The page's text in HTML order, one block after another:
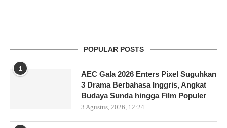
POPULAR POSTS
1
AEC Gala 2026 Enters Pixel Suguhkan
3 Drama Berbahasa Inggris, Angkat
Budaya Sunda hingga Film Populer
3 Agustus, 2026, 12:24